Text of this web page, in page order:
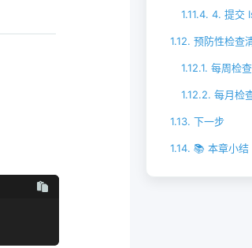
1.11.4. 4. 提交
1.12. 预防性检查
1.12.1. 每周检查
1.12.2. 每月检
1.13. 下一步
1.14. 📚 本章小结